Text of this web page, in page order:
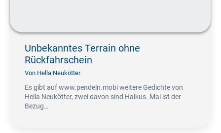
Unbekanntes Terrain ohne
Rückfahrschein
Von Hella Neukötter
Es gibt auf www.pendeln.mobi weitere Gedichte von
Hella Neukötter, zwei davon sind Haikus. Mal ist der
Bezug…